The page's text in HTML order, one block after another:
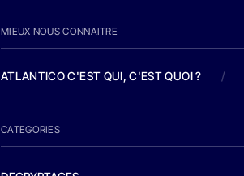
MIEUX NOUS CONNAITRE
ATLANTICO C'EST QUI, C'EST QUOI ? /
CATEGORIES